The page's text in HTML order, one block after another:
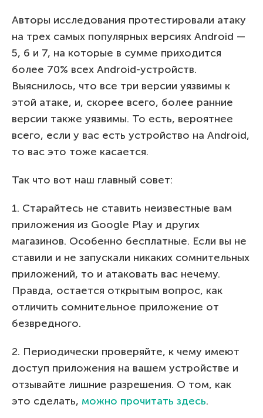
Авторы исследования протестировали атаку
на трех самых популярных версиях Android —
5, 6 и 7, на которые в сумме приходится
более 70% всех Android-устройств.
Выяснилось, что все три версии уязвимы к
этой атаке, и, скорее всего, более ранние
версии также уязвимы. То есть, вероятнее
всего, если у вас есть устройство на Android,
то вас это тоже касается.
Так что вот наш главный совет:
1. Старайтесь не ставить неизвестные вам
приложения из Google Play и других
магазинов. Особенно бесплатные. Если вы не
ставили и не запускали никаких сомнительных
приложений, то и атаковать вас нечему.
Правда, остается открытым вопрос, как
отличить сомнительное приложение от
безвредного.
2. Периодически проверяйте, к чему имеют
доступ приложения на вашем устройстве и
отзывайте лишние разрешения. О том, как
это сделать, можно прочитать здесь.